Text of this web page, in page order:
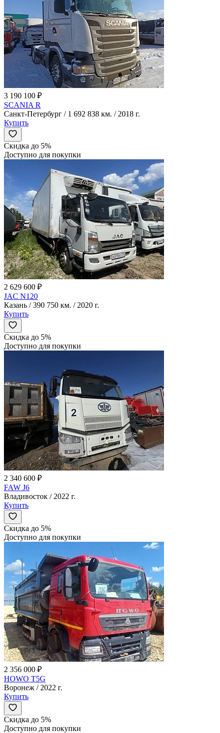
3 190 100 ₽
SCANIA R
Санкт-Петербург / 1 692 838 км. / 2018 г.
Купить
Скидка до 5%
Доступно для покупки
2 629 600 ₽
JAC N120
Казань / 390 750 км. / 2020 г.
Купить
Скидка до 5%
Доступно для покупки
2 340 600 ₽
FAW J6
Владивосток / 2022 г.
Купить
Скидка до 5%
Доступно для покупки
2 356 000 ₽
HOWO T5G
Воронеж / 2022 г.
Купить
Скидка до 5%
Доступно для покупки